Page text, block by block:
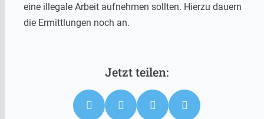
eine illegale Arbeit aufnehmen sollten. Hierzu dauern
die Ermittlungen noch an.